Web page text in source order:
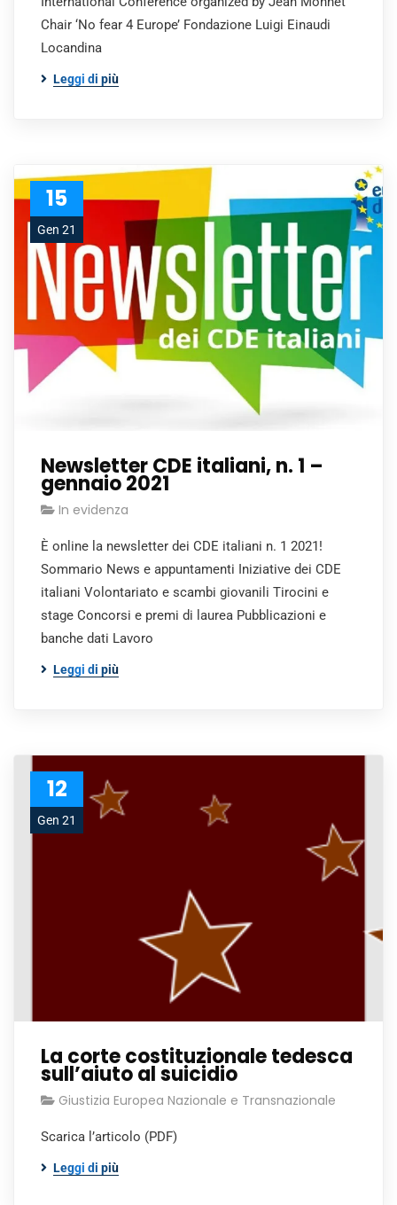
Chair ‘No fear 4 Europe’ Fondazione Luigi Einaudi
Locandina
Leggi di più
15
Gen 21
Newsletter CDE italiani, n. 1 –
gennaio 2021
In evidenza
È online la newsletter dei CDE italiani n. 1 2021!
Sommario News e appuntamenti Iniziative dei CDE
italiani Volontariato e scambi giovanili Tirocini e
stage Concorsi e premi di laurea Pubblicazioni e
banche dati Lavoro
Leggi di più
12
Gen 21
La corte costituzionale tedesca
sull’aiuto al suicidio
Giustizia Europea Nazionale e Transnazionale
Scarica l’articolo (PDF)
Leggi di più